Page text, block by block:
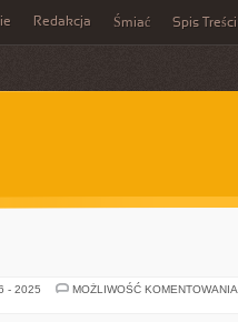
Redakcja Śmiać Spis Treści
- 2025 MOŻLIWOŚĆ KOMENTOWANIA